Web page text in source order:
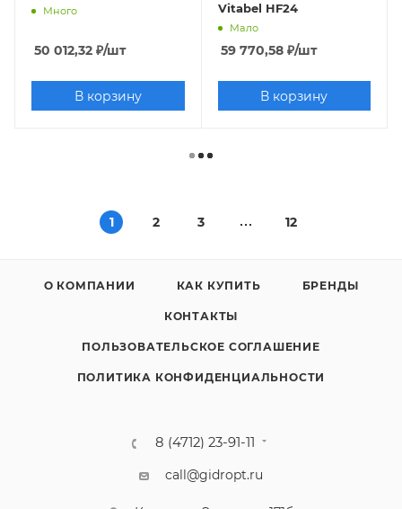
Много
50 012,32 ₽/шт
В корзину
Vitabel HF24
Мало
59 770,58₽/шт
В корзину
1 2 3 12
О КОМПАНИИ КАК КУПИТЬ БРЕНДЫ
КОНТАКТЫ
ПОЛЬЗОВАТЕЛЬСКОЕ СОГЛАШЕНИЕ
ПОЛИТИКА КОНФИДЕНЦИАЛЬНОСТИ
8 (4712) 23-91-11
call@gidropt.ru